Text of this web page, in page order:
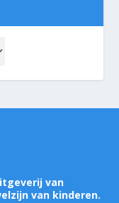
van
van kinderen.